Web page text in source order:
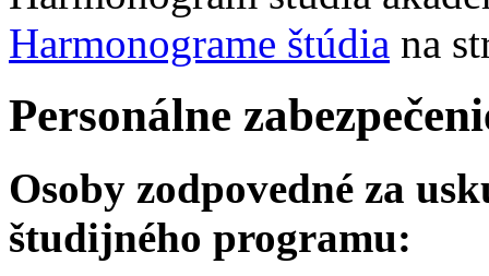
Harmonograme štúdia na
Personálne
Osoby zodpovedné za
študijného programu: